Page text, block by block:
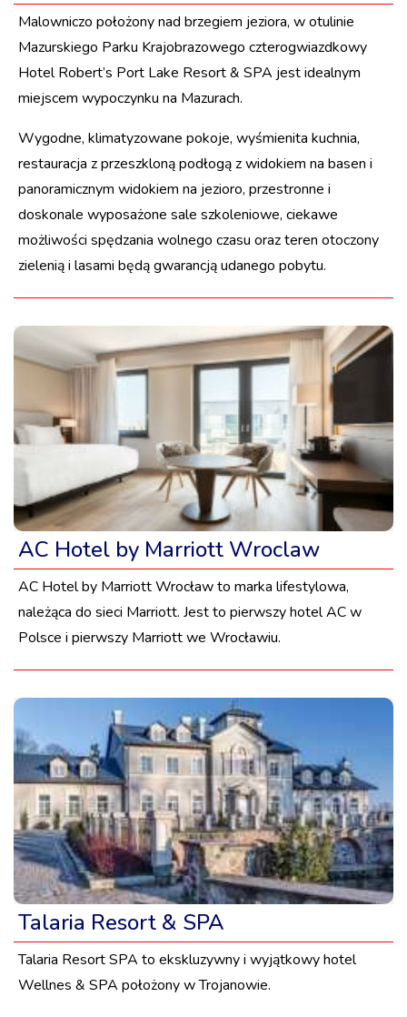
Malowniczo położony nad brzegiem jeziora, w otulinie
Mazurskiego Parku Krajobrazowego czterogwiazdkowy
Hotel Robert’s Port Lake Resort & SPA jest idealnym
miejscem wypoczynku na Mazurach.
Wygodne, klimatyzowane pokoje, wyśmienita kuchnia,
restauracja z przeszkloną podłogą z widokiem na basen i
panoramicznym widokiem na jezioro, przestronne i
doskonale wyposażone sale szkoleniowe, ciekawe
możliwości spędzania wolnego czasu oraz teren otoczony
zielenią i lasami będą gwarancją udanego pobytu.
AC Hotel by Marriott Wroclaw
AC Hotel by Marriott Wrocław to marka lifestylowa,
należąca do sieci Marriott. Jest to pierwszy hotel AC w
Polsce i pierwszy Marriott we Wrocławiu.
Talaria Resort & SPA
Talaria Resort SPA to ekskluzywny i wyjątkowy hotel
Wellnes & SPA położony w Trojanowie.